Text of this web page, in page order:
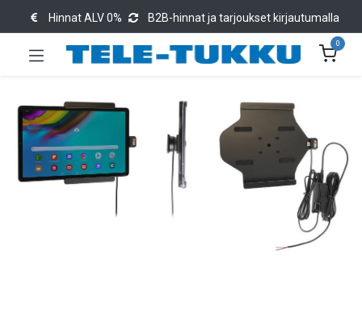
Hinnat ALV 0% B2B-hinnat ja tarjoukset kirjautumalla
0